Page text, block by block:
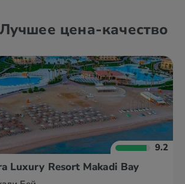
Лучшее цена-качество
9.2
Luxury Resort Makadi Bay